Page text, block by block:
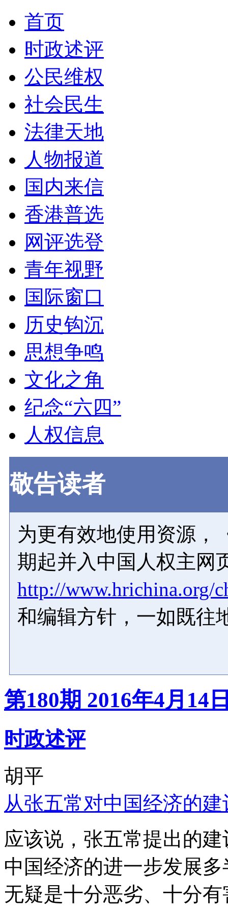
首页
时政述评
公民维权
社会民生
法律天地
人物报道
国内来信
香港普选
网评选登
青年视野
国际窗口
历史钩沉
思想争鸣
文化之角
纪念“六四”
人权信息
敬告读者
为更有效地使用资源，
期起并入中国人权主网
http://www.hrichina.org/
和编辑方针，一如既往
第180期 2016年4月14
时政述评
胡平
从张五常对中国经济的
应该说，张五常提出的
中国经济的进一步发展
无疑是十分恶劣、十分